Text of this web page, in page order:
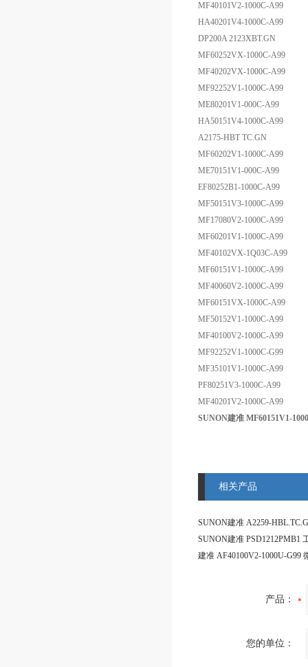
MF40101V2-1000C-A99
HA40201V4-1000C-A99
DP200A 2123XBT.GN
MF60252VX-1000C-A99
MF40202VX-1000C-A99
MF92252V1-1000C-A99
ME80201V1-000C-A99
HA50151V4-1000C-A99
A2175-HBT TC.GN
MF60202V1-1000C-A99
ME70151V1-000C-A99
EF80252B1-1000C-A99
MF50151V3-1000C-A99
MF17080V2-1000C-A99
MF60201V1-1000C-A99
MF40102VX-1Q03C-A99
MF60151V1-1000C-A99
MF40060V2-1000C-A99
MF60151VX-1000C-A99
MF50152V1-1000C-A99
MF40100V2-1000C-A99
MF92252V1-1000C-G99
MF35101V1-1000C-A99
PF80251V3-1000C-A99
MF40201V2-1000C-A99
SUNON建准 MF60151V1-
相关产品
产品：
您的单位：